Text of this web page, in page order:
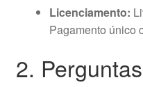
Licenciamento:
Pagamento único
2.